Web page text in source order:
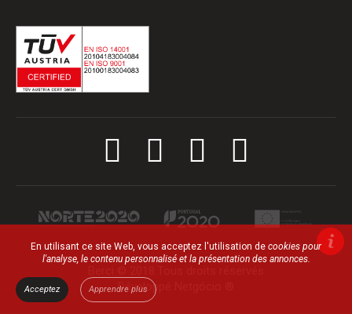
Développé
En utilisant ce site Web, vous acceptez l'utilisation de cookies pour
l'analyse, le contenu personnalisé et la présentation des annonces.
Acceptez Apprendre plus